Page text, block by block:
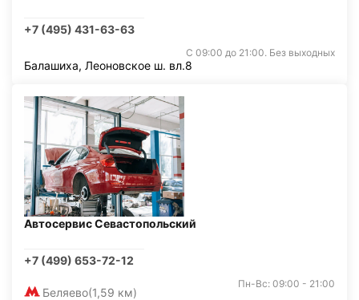
+7 (495) 431-63-63
С 09:00 до 21:00. Без выходных
Балашиха, Леоновское ш. вл.8
Автосервис Севастопольский
+7 (499) 653-72-12
Беляево(1,59 км)
Пн-Вс: 09:00 - 21:00